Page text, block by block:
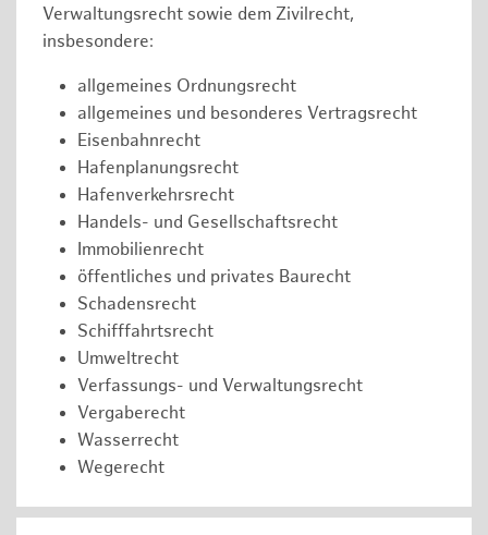
Verwaltungsrecht sowie dem Zivilrecht,
insbesondere:
allgemeines Ordnungsrecht
allgemeines und besonderes Vertragsrecht
Eisenbahnrecht
Hafenplanungsrecht
Hafenverkehrsrecht
Handels- und Gesellschaftsrecht
Immobilienrecht
öffentliches und privates Baurecht
Schadensrecht
Schifffahrtsrecht
Umweltrecht
Verfassungs- und Verwaltungsrecht
Vergaberecht
Wasserrecht
Wegerecht